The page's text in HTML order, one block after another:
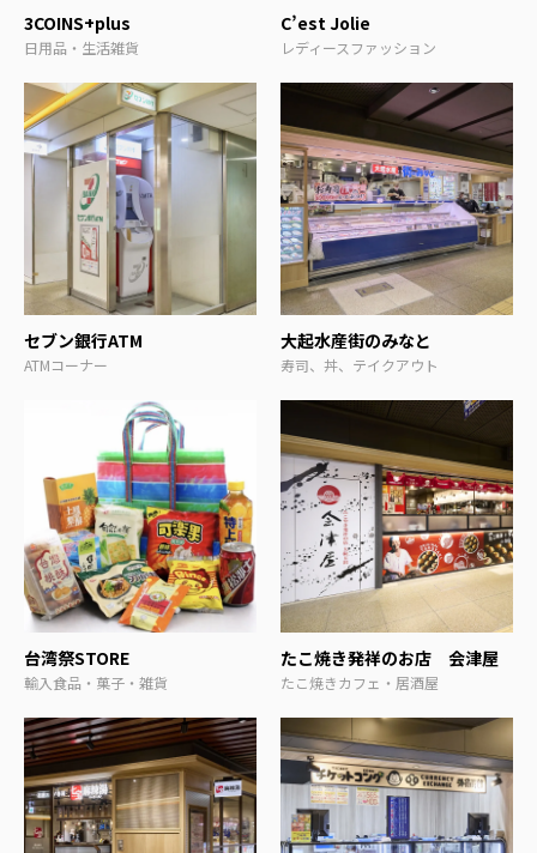
3COINS+plus
日用品・生活雑貨
C’est Jolie
レディースファッション
セブン銀行ATM
ATMコーナー
大起水産街のみなと
寿司、丼、テイクアウト
台湾祭STORE
輸入食品・菓子・雑貨
たこ焼き発祥のお店 会津屋
たこ焼きカフェ・居酒屋